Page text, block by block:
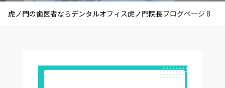
虎ノ門の歯医者ならデンタルオフィス虎ノ門院長ブログページ 8